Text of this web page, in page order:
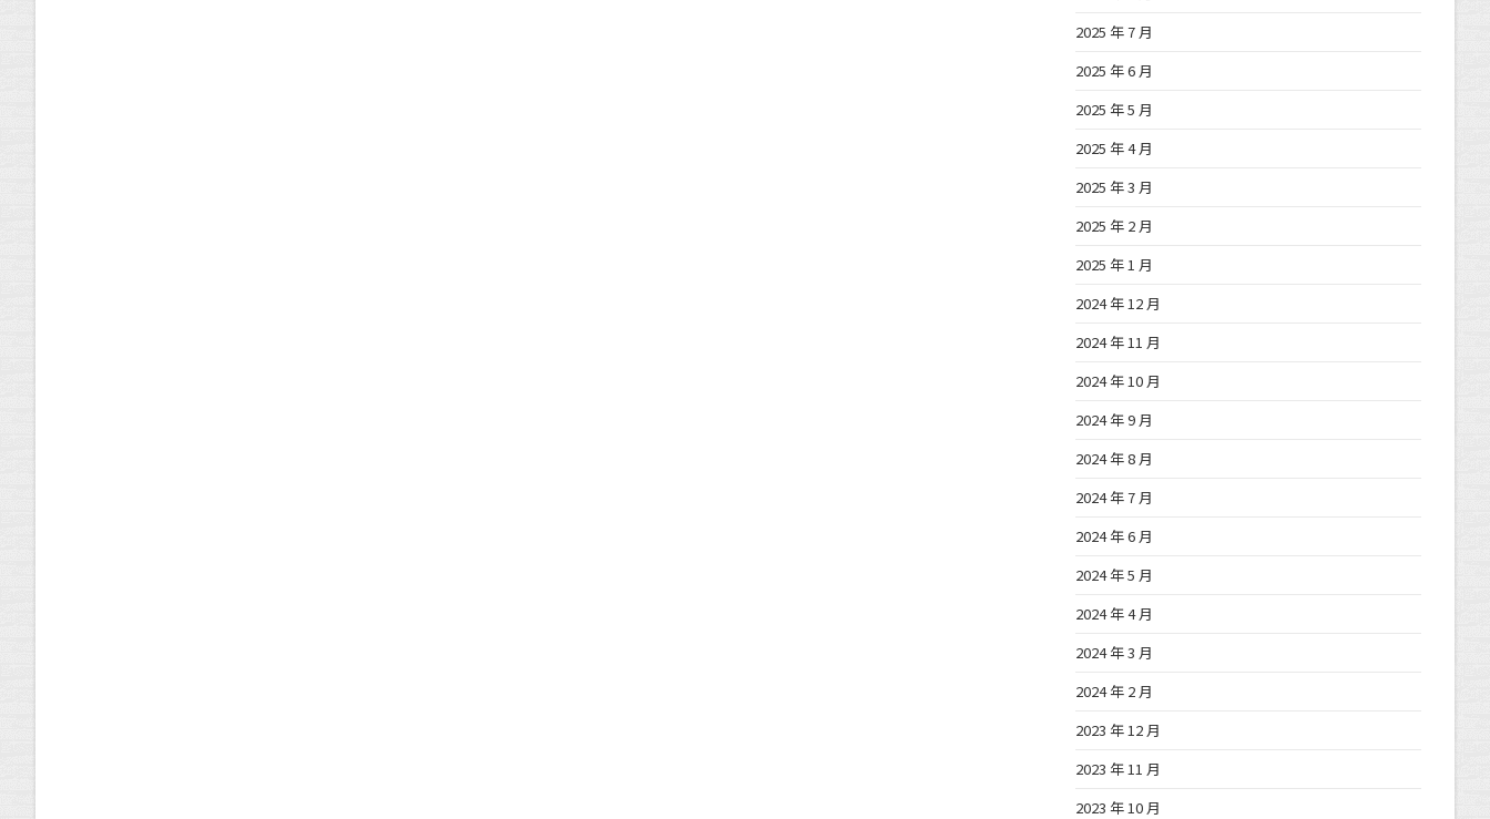
2025 年 7 月
2025 年 6 月
2025 年 5 月
2025 年 4 月
2025 年 3 月
2025 年 2 月
2025 年 1 月
2024 年 12 月
2024 年 11 月
2024 年 10 月
2024 年 9 月
2024 年 8 月
2024 年 7 月
2024 年 6 月
2024 年 5 月
2024 年 4 月
2024 年 3 月
2024 年 2 月
2023 年 12 月
2023 年 11 月
2023 年 10 月